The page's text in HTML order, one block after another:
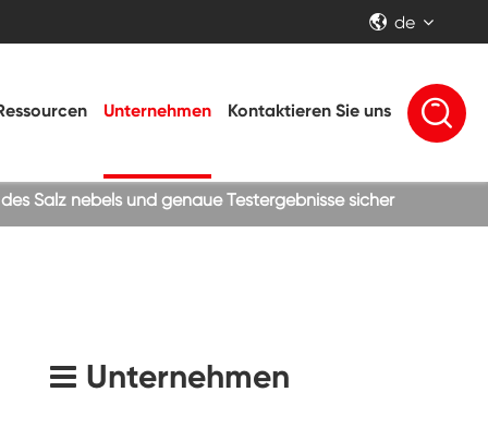
 de
Unternehmen Kontaktieren Sie uns 
Salz nebels und genaue Testergebnisse sicher
Unternehmen